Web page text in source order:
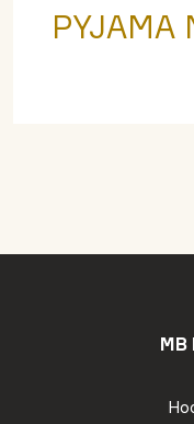
PYJAMA
MB